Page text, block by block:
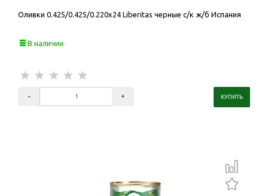
Оливки 0.425/0.425/0.220х24 Liberitas черные с/к ж/б Испания
В наличии